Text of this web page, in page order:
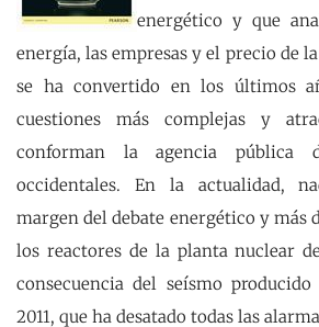
energético y que
energía, las empresas y el precio de
se ha convertido en los últimos
cuestiones más complejas y
conforman la agencia pública
occidentales. En la actualidad,
margen del debate energético y más
los reactores de la planta nuclear
consecuencia del seísmo
2011, que ha desatado todas las